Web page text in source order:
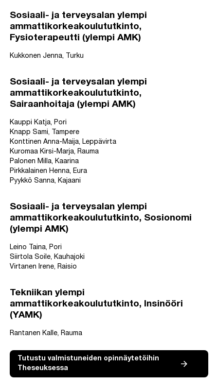
Sosiaali- ja terveysalan ylempi
ammattikorkeakoulututkinto,
Fysioterapeutti (ylempi AMK)
Kukkonen Jenna, Turku
Sosiaali- ja terveysalan ylempi
ammattikorkeakoulututkinto,
Sairaanhoitaja (ylempi AMK)
Kauppi Katja, Pori
Knapp Sami, Tampere
Konttinen Anna-Maija, Leppävirta
Kuromaa Kirsi-Marja, Rauma
Palonen Milla, Kaarina
Pirkkalainen Henna, Eura
Pyykkö Sanna, Kajaani
Sosiaali- ja terveysalan ylempi
ammattikorkeakoulututkinto, Sosionomi
(ylempi AMK)
Leino Taina, Pori
Siirtola Soile, Kauhajoki
Virtanen Irene, Raisio
Tekniikan ylempi
ammattikorkeakoulututkinto, Insinööri
(YAMK)
Rantanen Kalle, Rauma
Tutustu valmistuneiden opinnäytetöihin
Theseuksessa